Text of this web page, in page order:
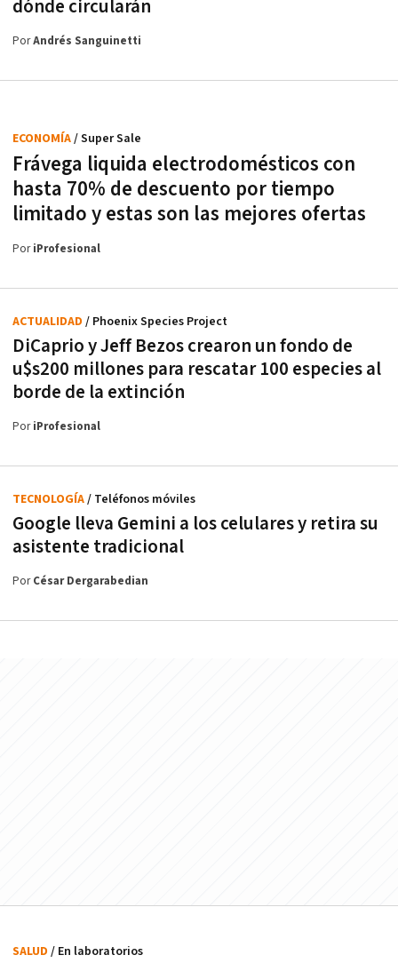
dónde circularán
PorAndrés Sanguinetti
Frávega liquida electrodomésticos con
hasta 70% de descuento por tiempo
limitado y estas son las mejores ofertas
ECONOMÍA/ Super Sale
PoriProfesional
DiCaprio y Jeff Bezos crearon un fondo de
u$s200 millones para rescatar 100 especies al
borde de la extinción
ACTUALIDAD / Phoenix Species Project
PoriProfesional
Google lleva Gemini a los celulares y retira su
asistente tradicional
TECNOLOGÍA/ Teléfonos móviles
PorCésar Dergarabedian
SALUD / En laboratorios